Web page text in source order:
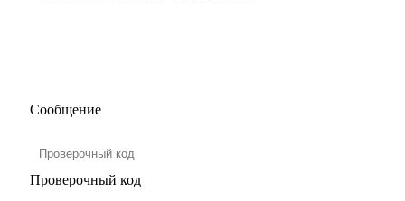
Сообщение
Проверочный код